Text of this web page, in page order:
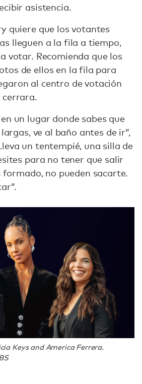
asistencia.
quiere que los votantes
lleguen a la fila a tiempo,
votar. Recomienda que los
de ellos en la fila para
al centro de votación
cerrara.
un lugar donde sabes que
ve al baño antes de ir”,
un tentempié, una silla de
para no tener que salir
no pueden sacarte.
Keys and America Ferrera.